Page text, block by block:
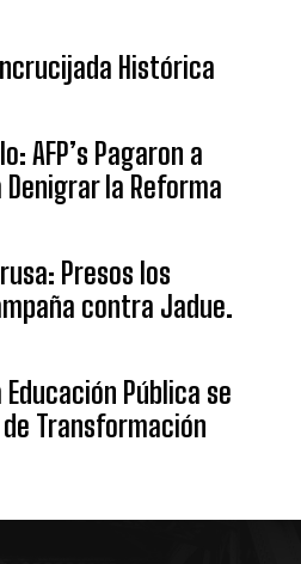
Histórica
AFP’s Pagaron a
la Reforma
Presos los
contra Jadue.
Pública se
Transformación